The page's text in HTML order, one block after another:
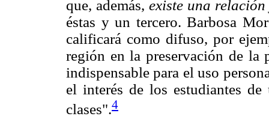
que, además,existe una
éstas y un tercero. Barbosa
calificará como difuso, por
región en la preservación de la
indispensable para el uso
el interés de los estudiantes
clases".4